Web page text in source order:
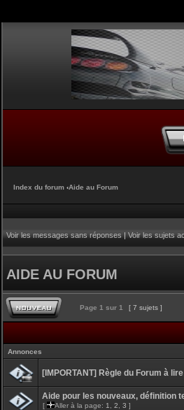
Index du forum ‹Aide au Forum
Voir les messages sans réponses|Voir les sujets
AIDE AU FORUM
Page 1 sur 1 [ 7 sujets ]
Annonces
[IMPORTANT] Règle du Forum à
Aide pour les nouveaux, définition
[ Aller à la page: 1 2 3 ]